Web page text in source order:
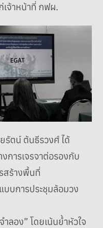
เจ้าหน้าที่ กฟผ.
รัตน์ ต้นธีรวงศ์ ได้
การเจรจาต่อรองกับ
สร้างพื้นที่
บบการประชุมล้อมวง
ลอง” โดยเน้นย้ำหัวใจ